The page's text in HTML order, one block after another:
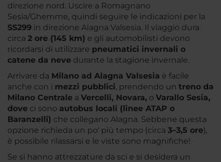
direzione nord. Uscire a Romagnano
Sesia/Ghemme, quindi seguire le indicazioni per la
SS299 in direzione Alagna Valsesia. Il viaggio dura
circa 2 ore (145 km) e gli automobilisti devono
ricordarsi di utilizzare pneumatici invernali o
catene da neve durante la stagione invernale.
Arrivare da Milano ad Alagna Valsesia è facile
anche con i mezzi pubblici, prendendo un treno da
Milano Centrale a Vercelli, Novara, o Varallo Sesia,
dove ci sono autobus locali (linee ATAP o
Baranzelli) che collegano Alagna. Sebbene questa
opzione richieda un po' più tempo (circa 3–3,5 ore),
è possibile rilassarsi e le viste sono magnifiche!
Se si hanno attrezzature da sci e si desidera un